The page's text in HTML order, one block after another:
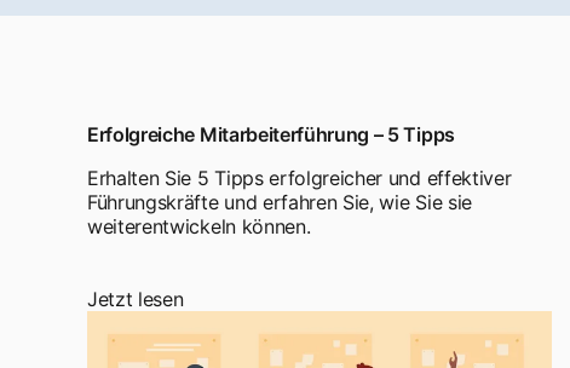
Erfolgreiche Mitarbeiterführung – 5 Tipps
Erhalten Sie 5 Tipps erfolgreicher und effektiver
Führungskräfte und erfahren Sie, wie Sie sie
weiterentwickeln können.
Jetzt lesen